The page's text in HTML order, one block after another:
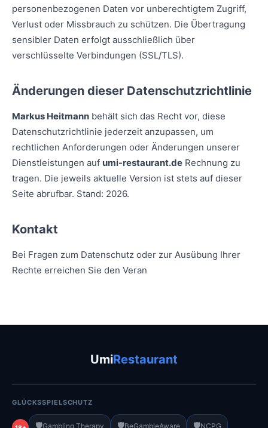
personenbezogenen Daten vor unberechtigtem Zugriff,
Verlust oder Missbrauch zu schützen. Die Übertragung
sensibler Daten erfolgt ausschließlich über
verschlüsselte Verbindungen (SSL/TLS).
Änderungen dieser Datenschutzrichtlinie
Markus Heitmann behält sich das Recht vor, diese
Datenschutzrichtlinie jederzeit anzupassen, um
rechtlichen Anforderungen oder Änderungen unserer
Dienstleistungen auf umi-restaurant.de Rechnung zu
tragen. Die jeweils aktuelle Version ist stets auf dieser
Seite abrufbar. Stand: 2026.
Kontakt
Bei Fragen zum Datenschutz oder zur Ausübung Ihrer
Rechte erreichen Sie den Veran
UmiRestaurant
GLÜCKSSPIELSCHUTZ
🛡️Gambling Therapy 🛡️BeGambleAware 🛡️NCPG